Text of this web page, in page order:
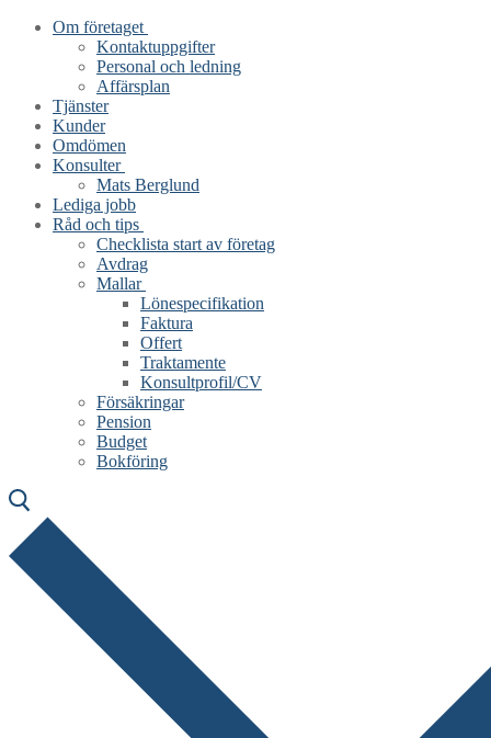
Hoppa
Meny
Stäng
Om företaget
Kontaktuppgifter
Personal och ledning
Affärsplan
Tjänster
Kunder
Omdömen
Konsulter
Mats Berglund
Lediga jobb
Råd och tips
Checklista start av företag
Avdrag
Mallar
Lönespecifikation
Faktura
Offert
Traktamente
Konsultprofil/CV
Försäkringar
Pension
Budget
Bokföring